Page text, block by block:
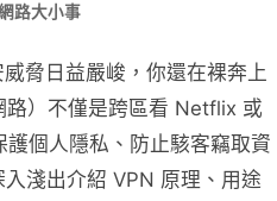
路大小事
脅日益嚴峻，你還在裸奔上
路）不僅是跨區看 Netflix 或
個人隱私、防止駭客竊取資
淺出介紹 VPN 原理、用途